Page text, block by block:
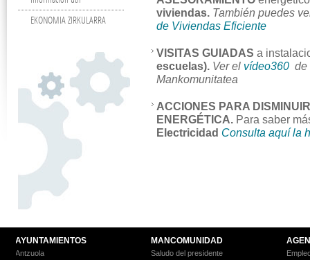
viviendas. También puedes
de Viviendas Eficiente
VISITAS GUIADAS a
escuelas). Ver el vídeo360 de
Mankomunitatea
ACCIONES PARA
ENERGÉTICA. Para saber
Electricidad Consulta aquí la
EKONOMIA ZIRKULARRA
AYUNTAMIENTOS
Antzuola
MANCOMUNIDAD
Saludo del presidente